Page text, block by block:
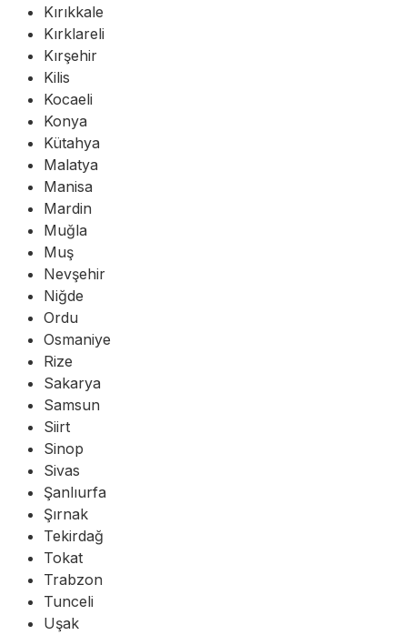
Kırıkkale
Kırklareli
Kırşehir
Kilis
Kocaeli
Konya
Kütahya
Malatya
Manisa
Mardin
Muğla
Muş
Nevşehir
Niğde
Ordu
Osmaniye
Rize
Sakarya
Samsun
Siirt
Sinop
Sivas
Şanlıurfa
Şırnak
Tekirdağ
Tokat
Trabzon
Tunceli
Uşak